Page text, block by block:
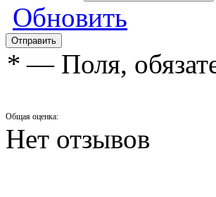
Обновить
* — Поля,
Общая оценка:
Нет отзывов